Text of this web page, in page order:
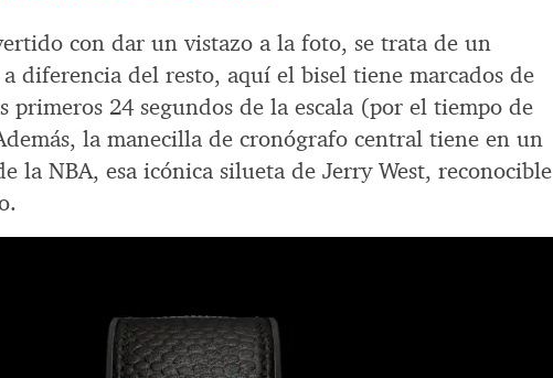
con dar un vistazo a la foto, se trata de un
diferencia del resto, aquí el bisel tiene marcados de
primeros 24 segundos de la escala (por el tiempo de
la manecilla de cronógrafo central tiene en un
la NBA, esa icónica silueta de Jerry West, reconocible